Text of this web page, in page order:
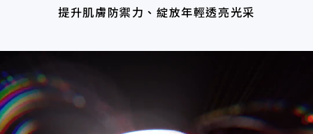
提升肌膚防禦力、綻放年輕透亮光采